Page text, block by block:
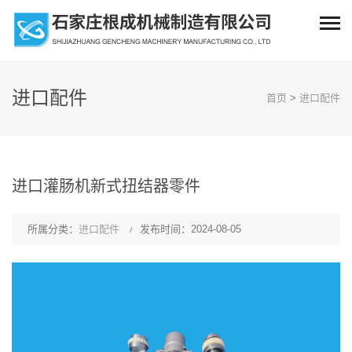
进口配件 首页 > 进口配件
进口灌肠机新式扭结器零件
所属分类： 进口配件 发布时间：2024-08-05